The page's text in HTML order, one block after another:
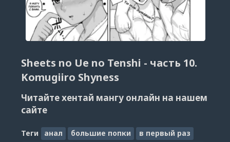
Sheets no Ue no Tenshi - часть 10.
Komugiiro Shyness
Читайте хентай мангу онлайн на нашем
сайте
Теги анал большие попки
в первый раз